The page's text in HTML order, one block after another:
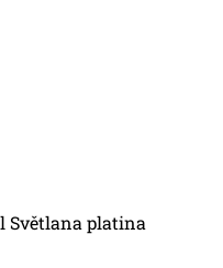
Světlana platina